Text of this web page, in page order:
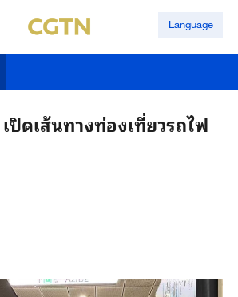
Language
ปิดเส้นทางท่องเที่ยวรถไฟ